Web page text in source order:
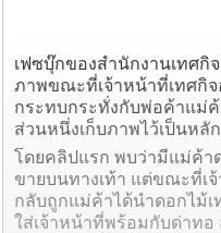
เฟซบุ๊กของสำนักงานเทศกิ
ภาพขณะที่เจ้าหน้าที่เทศกิ
กระทบกระทั่งกับพ่อค้าแม่ค้
ส่วนหนึ่งเก็บภาพไว้เป็นหลั
โดยคลิปแรก พบว่ามีแม่ค้า
ขายบนทางเท้า แต่ขณะที่เ
กลับถูกแม่ค้าได้นำดอกไม้
ใส่เจ้าหน้าที่พร้อมกับด่าทอ